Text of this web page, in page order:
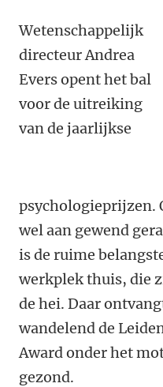
Wetenschappelijk
directeur Andrea
Evers opent het bal
voor de uitreiking
van de jaarlijkse
psychologieprijzen.
wel aan gewend
is de ruime
werkplek thuis, die
de hei. Daar
wandelend de
Award onder het
gezond.